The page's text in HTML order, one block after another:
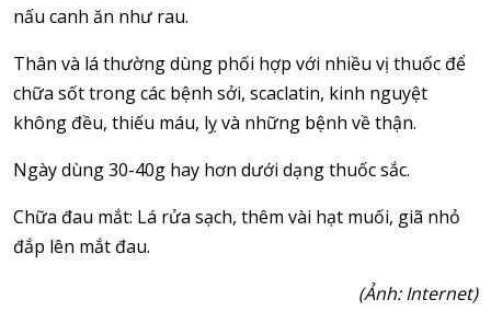
nấu canh ăn như rau.
Thân và lá thường dùng phối hợp với nhiều vị thuốc để
chữa sốt trong các bệnh sởi, scaclatin, kinh nguyệt
không đều, thiếu máu, lỵ và những bệnh về thận.
Ngày dùng 30-40g hay hơn dưới dạng thuốc sắc.
Chữa đau mắt: Lá rửa sạch, thêm vài hạt muối, giã nhỏ
đắp lên mắt đau.
(Ảnh: Internet)